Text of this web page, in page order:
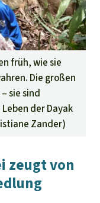
früh, wie sie
Die großen
sie sind
der Dayak
Zander)
zeugt von